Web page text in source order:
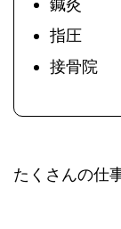
鍼灸
指圧
接骨院
たくさんの仕